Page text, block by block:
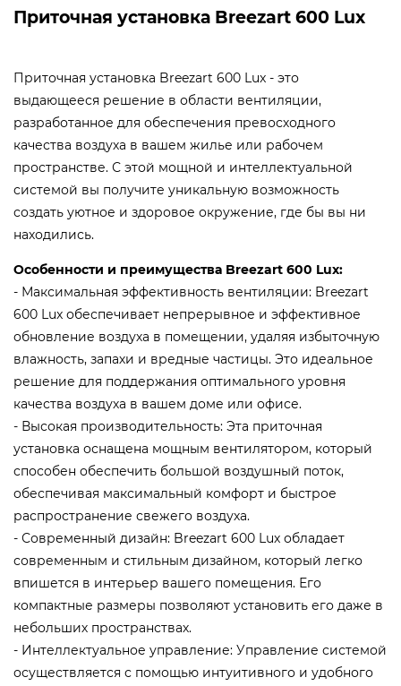
Приточная установка Breezart 600 Lux
Приточная установка Breezart 600 Lux - это
выдающееся решение в области вентиляции,
разработанное для обеспечения превосходного
качества воздуха в вашем жилье или рабочем
пространстве. С этой мощной и интеллектуальной
системой вы получите уникальную возможность
создать уютное и здоровое окружение, где бы вы ни
находились.
Особенности и преимущества Breezart 600 Lux:
- Максимальная эффективность вентиляции: Breezart
600 Lux обеспечивает непрерывное и эффективное
обновление воздуха в помещении, удаляя избыточную
влажность, запахи и вредные частицы. Это идеальное
решение для поддержания оптимального уровня
качества воздуха в вашем доме или офисе.
- Высокая производительность: Эта приточная
установка оснащена мощным вентилятором, который
способен обеспечить большой воздушный поток,
обеспечивая максимальный комфорт и быстрое
распространение свежего воздуха.
- Современный дизайн: Breezart 600 Lux обладает
современным и стильным дизайном, который легко
впишется в интерьер вашего помещения. Его
компактные размеры позволяют установить его даже в
небольших пространствах.
- Интеллектуальное управление: Управление системой
осуществляется с помощью интуитивного и удобного